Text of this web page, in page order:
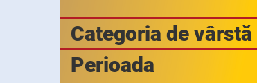
Categoria de vârstă
Perioada